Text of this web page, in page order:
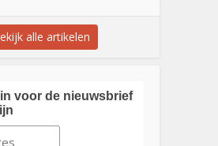
alle artikelen
voor de nieuwsbrief